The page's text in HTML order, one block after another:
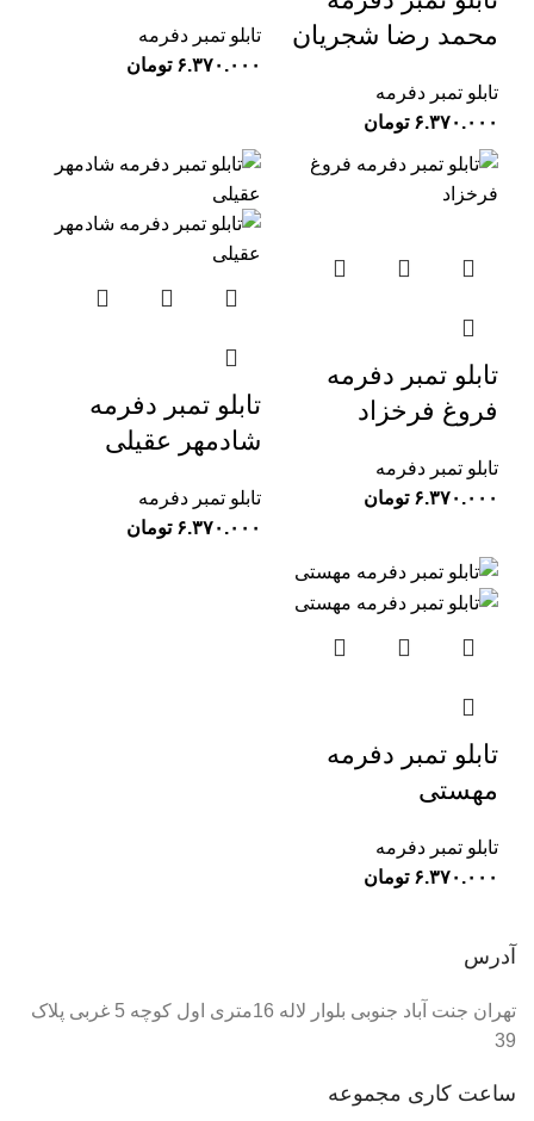
محمد رضا شجریان
تابلو تمبر دفرمه
تومان
تابلو تمبر دفرمه
تومان
تابلو تمبر دفرمه
فروغ فرخزاد
تابلو تمبر دفرمه
تومان
تابلو تمبر دفرمه
شادمهر عقیلی
تابلو تمبر دفرمه
تومان
تابلو تمبر دفرمه
مهستی
تابلو تمبر دفرمه
تومان
آدرس
تهران جنت آباد جنوبی بلوار لاله 16متری اول کوچه 5 غربی پلاک
39
ساعت کاری مجموعه